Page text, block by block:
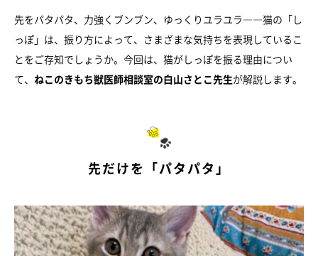
先をパタパタ、力強くブンブン、ゆっくりユラユラ――猫の「し
っぽ」は、振り方によって、さまざまな気持ちを表現しているこ
とをご存知でしょうか。今回は、猫がしっぽを振る理由につい
て、 ねこのきもち獣医師相談室の白山さとこ先生が解説します。
先だけを「パタパタ」